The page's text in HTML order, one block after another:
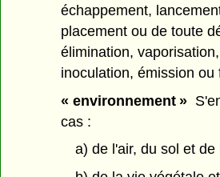
échappement,
placement ou de toute
élimination,
inoculation, émission ou
« environnement »
cas :
a) de l'air, du sol et de